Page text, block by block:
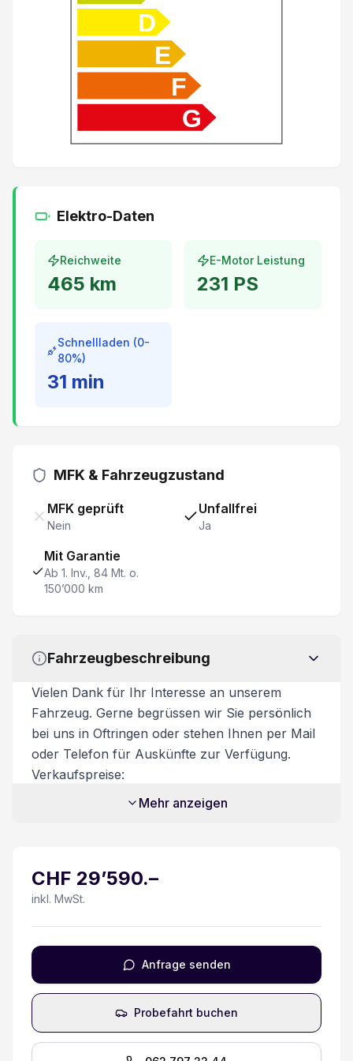
Adaptive Geschwindigkeitsregelung ACC
Fernlichtassistent
Lenksäule mit Höhen- und Längseinstellung
Garantie 7 Jahre/ 150'000 km
Spurhalteassistent LKA
Beifahrersitz 4-fach verstellbar
Leselampen hinten
Dunkelgetönte Scheiben hinten
Vehicle to Load V2L
Heckklappe elektrisch mit Freihandfunktion
Rücksitze umklappbar 60/40
Lichtsensor
Rückfahr-Querverkehrswarner
Mittelarmlehne hinten
D
E
F
G
Elektro-Daten
Reichweite
465 km
E-Motor Leistung
231 PS
Schnellladen (0-
80%)
31 min
MFK & Fahrzeugzustand
MFK geprüft
Nein
Unfallfrei
Ja
Mit Garantie
Ab 1. Inv., 84 Mt. o.
150’000 km
Fahrzeugbeschreibung
Vielen Dank für Ihr Interesse an unserem
Fahrzeug. Gerne begrüssen wir Sie persönlich
bei uns in Oftringen oder stehen Ihnen per Mail
oder Telefon für Auskünfte zur Verfügung.
Verkaufspreise:
Unsere Verkaufspreise sind inkl. 8.1%
Beim Kauf eines Fahrzeuges ist ein
Ablieferungspaket für CHF 550.- optional
- Vignette
- Fahrzeugaufbereitung
- Garantie bei Kauf des Ablieferungspakets
Besichtigung/Probefahrt:
Mehr anzeigen
CHF 29’590.–
inkl. MwSt.
Anfrage senden
Probefahrt buchen